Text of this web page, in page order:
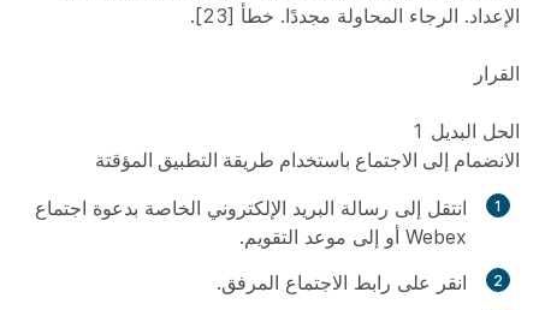
الإعداد. الرجاء المحاولة مجددًا. خطأ [23].
القرار
الحل البديل 1
الانضمام إلى الاجتماع باستخدام طريقة التطبيق المؤقتة
انتقل إلى رسالة البريد الإلكتروني الخاصة بدعوة اجتماع
Webex أو إلى موعد التقويم.
انقر على رابط الاجتماع المرفق.